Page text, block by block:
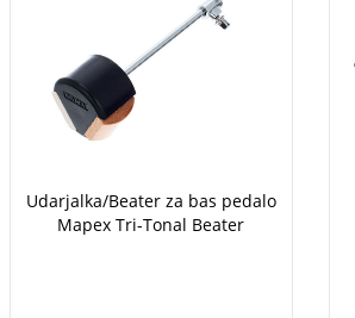
Udarjalka/Beater za bas pedalo
Mapex Tri-Tonal Beater